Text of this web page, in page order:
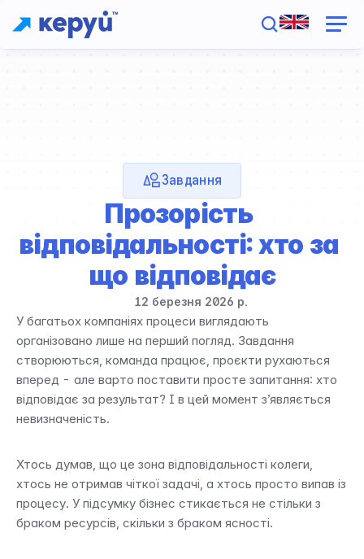
Завдання
Прозорість
відповідальності: хто за
що відповідає
12 березня 2026 р.
У багатьох компаніях процеси виглядають
організовано лише на перший погляд. Завдання
створюються, команда працює, проєкти рухаються
вперед - але варто поставити просте запитання: хто
відповідає за результат? І в цей момент з’являється
невизначеність.
Хтось думав, що це зона відповідальності колеги,
хтось не отримав чіткої задачі, а хтось просто випав із
процесу. У підсумку бізнес стикається не стільки з
браком ресурсів, скільки з браком ясності.